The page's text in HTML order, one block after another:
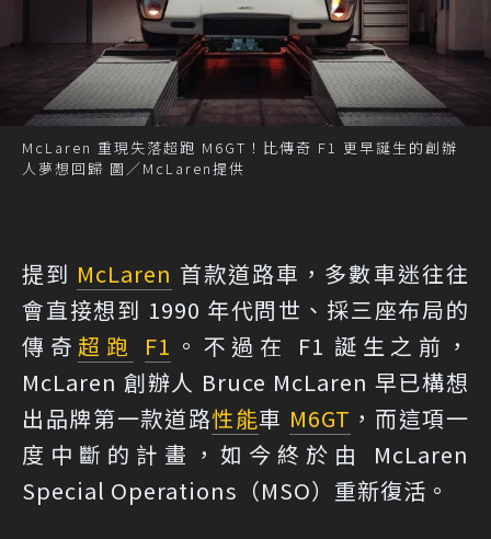
McLaren 重現失落超跑 M6GT！比傳奇 F1 更早誕生的創辦
人夢想回歸 圖／McLaren提供
提到 McLaren 首款道路車，多數車迷往往
會直接想到 1990 年代問世、採三座布局的
傳奇 超跑 F1 。不過在 F1 誕生之前，
McLaren 創辦人 Bruce McLaren 早已構想
出品牌第一款道路性能車 M6GT ，而這項一
度中斷的計畫，如今終於由 McLaren
Special Operations（MSO）重新復活。